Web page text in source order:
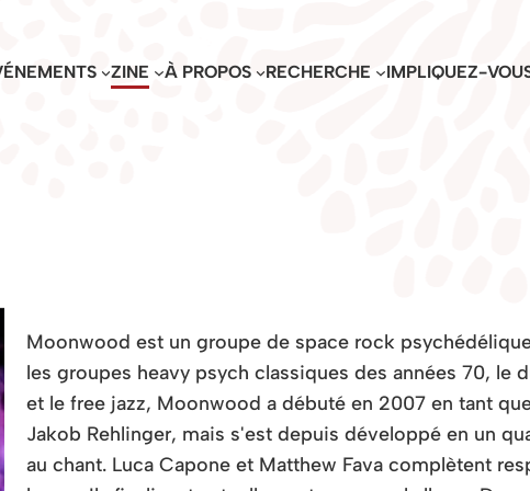
ZINE À PROPOS RECHERCHE IMPLIQUEZ-
Moonwood est un groupe de space rock
les groupes heavy psych classiques des années 70,
et le free jazz, Moonwood a débuté en 2007 en tant
Jakob Rehlinger, mais s'est depuis développé en un
au chant. Luca Capone et Matthew Fava complètent